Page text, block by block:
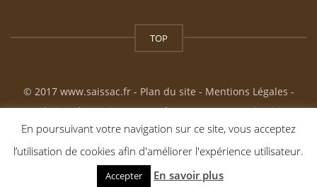
TOP
© 2017 www.saissac.fr - Plan du site - Mentions Légales -
Création du site internet : Résonance Communication
En poursuivant votre navigation sur ce site, vous acceptez
l’utilisation de cookies afin d'améliorer l'expérience utilisateur.
Accepter En savoir plus